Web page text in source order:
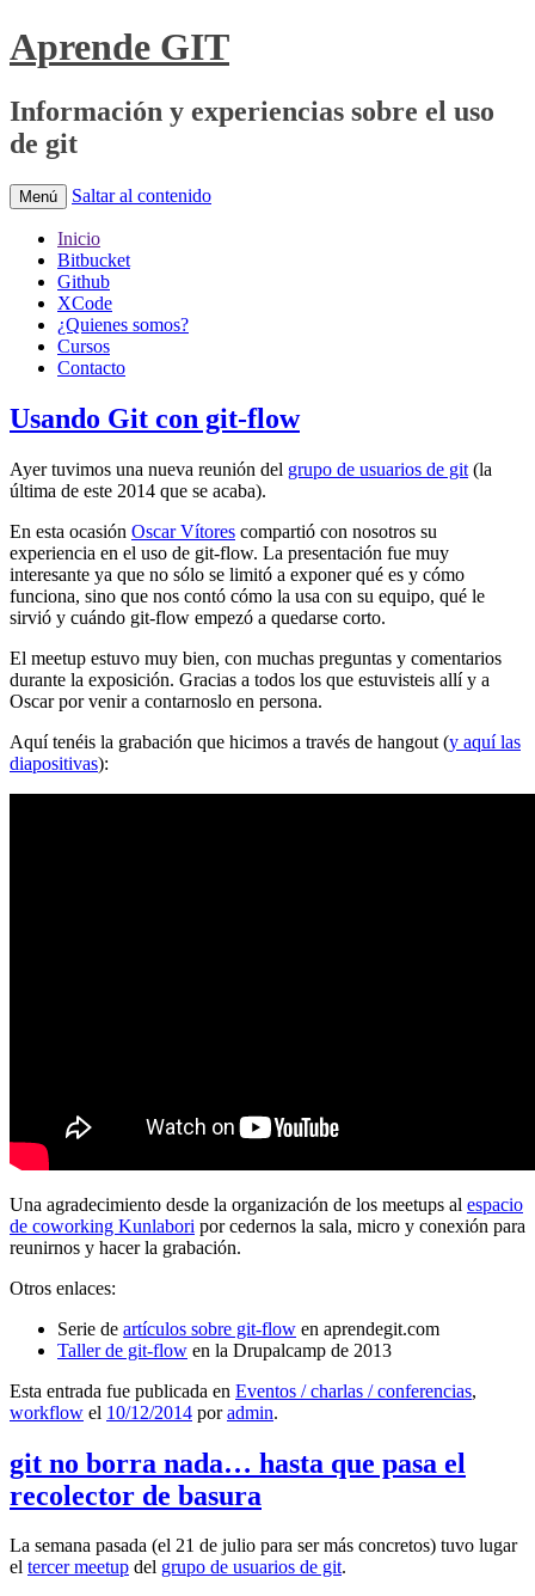
Aprende GIT
Información y experiencias sobre el uso
de git
Menú Saltar al contenido
Inicio
Bitbucket
Github
XCode
¿Quienes somos?
Cursos
Contacto
Usando Git con git-flow
Ayer tuvimos una nueva reunión del grupo de usuarios de git (la
última de este 2014 que se acaba).
En esta ocasión Oscar Vítores compartió con nosotros su
experiencia en el uso de git-flow. La presentación fue muy
interesante ya que no sólo se limitó a exponer qué es y cómo
funciona, sino que nos contó cómo la usa con su equipo, qué le
sirvió y cuándo git-flow empezó a quedarse corto.
El meetup estuvo muy bien, con muchas preguntas y comentarios
durante la exposición. Gracias a todos los que estuvisteis allí y a
Oscar por venir a contarnoslo en persona.
Aquí tenéis la grabación que hicimos a través de hangout (y aquí las
diapositivas):
Una agradecimiento desde la organización de los meetups al espacio
de coworking Kunlabori por cedernos la sala, micro y conexión para
reunirnos y hacer la grabación.
Otros enlaces:
Serie de artículos sobre git-flow en aprendegit.com
Taller de git-flow en la Drupalcamp de 2013
Esta entrada fue publicada en Eventos / charlas / conferencias,
workflow el 10/12/2014 poradmin.
git no borra nada… hasta que pasa el
recolector de basura
La semana pasada (el 21 de julio para ser más concretos) tuvo lugar
el tercer meetup del grupo de usuarios de git.